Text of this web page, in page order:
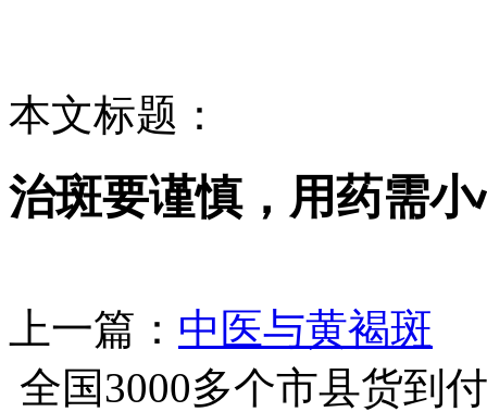
本文标题：
治斑要谨慎，用药需小
上一篇： 中医与黄褐斑
全国3000多个市县货到